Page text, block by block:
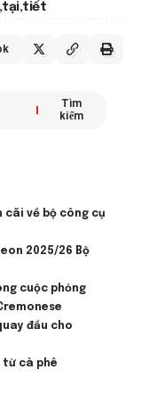
tại tiết
Tìm
kiếm
cãi về bộ công cụ
2025/26 Bộ
cuộc phỏng
đầu cho
từ cà phê